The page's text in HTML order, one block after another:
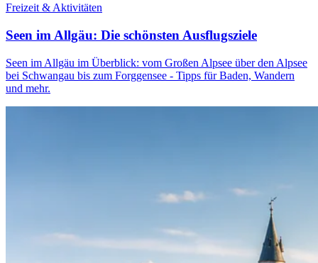
Freizeit & Aktivitäten
Seen im Allgäu: Die schönsten Ausflugsziele
Seen im Allgäu im Überblick: vom Großen Alpsee über den Alpsee
bei Schwangau bis zum Forggensee - Tipps für Baden, Wandern
und mehr.